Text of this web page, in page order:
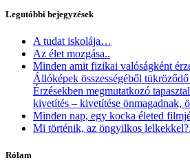
Legutóbbi bejegyzések
A tudat iskolája…
Az élet mozgása..
Minden amit fizikai valóságként
Állóképek összességéből
Érzésekben megmutatkozó
kivetítés – kivetítése önmagadnak,
Minden nap, egy kocka életed
Mi történik, az öngyilkos
Rólam